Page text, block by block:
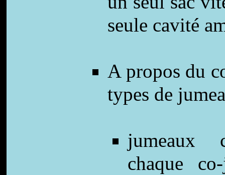
seule cavité
A propos du
types de
jumeaux
chaque